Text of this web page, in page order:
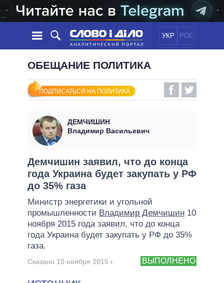
УКР РОС
НОВОСТИ
ЛЕНТА
СОБЫТИЯ
СТАТЬИ
МНЕНИЯ
ОБЗОРЫ
ДАЙДЖЕСТЫ
ПОЛИТИКА
ЭКОНОМИКА
МИР
ОБЕЩАНИЯ
ВСЕ ПОЛИТИКИ
ПРЕЗИДЕНТ И ОФИС
ВЕРХОВНАЯ РАДА
КАБИНЕТ МИНИСТРОВ
ГЛАВЫ ОБЛАДМИНИСТРАЦИЙ
МЭРЫ
ВСЕ ПЕРСОНЫ
ИНФОГРАФИКА
ПОДДЕРЖАТЬ
ОБЕЩАНИЕ ПОЛИТИКА
ПОДПИСАТЬСЯ НА ПОЛИТИКА
ДЕМЧИШИН
Владимир Васильевич
Демчишин заявил, что до конца
года Украина будет закупать у РФ
до 35% газа
Министр энергетики и угольной
промышленности Владимир Демчишин 10
ноября 2015 года заявил, что до конца
года Украина будет закупать у РФ до 35%
газа.
ВЫПОЛНЕНО
Сказано 10 ноября 2015 г.